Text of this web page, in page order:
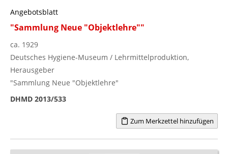
Angebotsblatt
"Sammlung Neue "Objektlehre""
ca. 1929
Deutsches Hygiene-Museum / Lehrmittelproduktion,
Herausgeber
"Sammlung Neue "Objektlehre"
DHMD 2013/533
Zum Merkzettel hinzufügen